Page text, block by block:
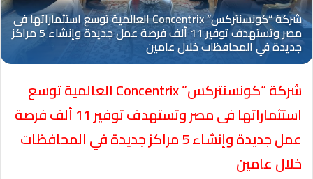
شركة “كونسنتركس” Concentrix العالمية توسع
استثماراتها فى مصر وتستهدف توفير 11 ألف فرصة
عمل جديدة وإنشاء 5 مراكز جديدة في المحافظات
خلال عامين